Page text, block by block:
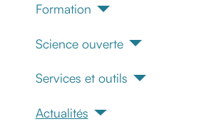
Formation
Science ouverte
Services et outils
Actualités